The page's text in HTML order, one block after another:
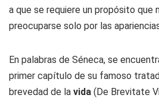
a que se requiere un propósito que
preocuparse solo por las
En palabras de Séneca, se
primer capítulo de su famoso
brevedad de la vida (De Brevitate